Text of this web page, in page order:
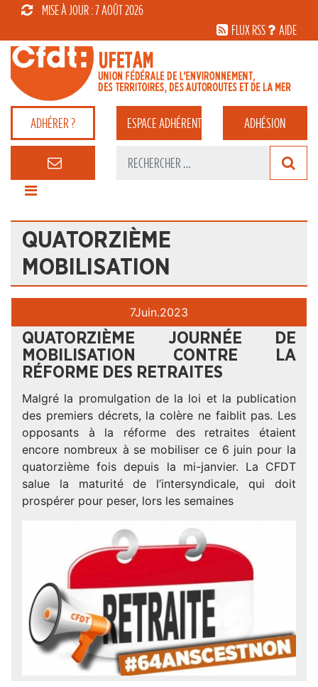
MISE À JOUR : 7 AOÛT 2026
FLUX RSS
AIDE
ADHÉRER ? ESPACEADHÉRENT ADHÉSION
QUATORZIÈME
MOBILISATION
7Juin.2023
QUATORZIÈME JOURNÉE DE
MOBILISATION CONTRE LA
RÉFORME DES RETRAITES
Malgré la promulgation de la loi et la publication
des premiers décrets, la colère ne faiblit pas. Les
opposants à la réforme des retraites étaient
encore nombreux à se mobiliser ce 6 juin pour la
quatorzième fois depuis la mi-janvier. La CFDT
salue la maturité de l’intersyndicale, qui doit
prospérer pour peser, lors les semaines